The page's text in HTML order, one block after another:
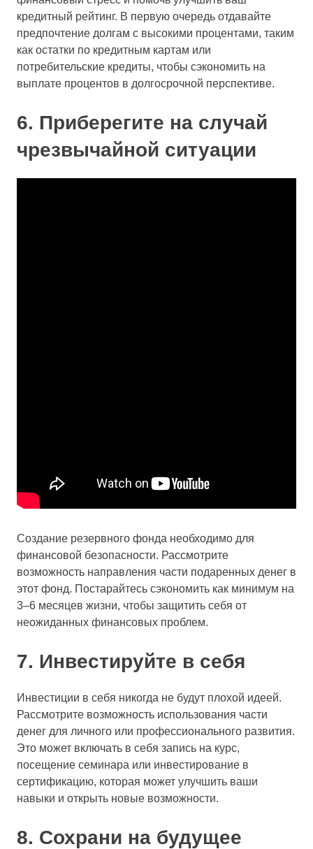
кредитный рейтинг. В первую очередь отдавайте
предпочтение долгам с высокими процентами, таким
как остатки по кредитным картам или
потребительские кредиты, чтобы сэкономить на
выплате процентов в долгосрочной перспективе.
6. Приберегите на случай
чрезвычайной ситуации
Создание резервного фонда необходимо для
финансовой безопасности. Рассмотрите
возможность направления части подаренных денег в
этот фонд. Постарайтесь сэкономить как минимум на
3–6 месяцев жизни, чтобы защитить себя от
неожиданных финансовых проблем.
7. Инвестируйте в себя
Инвестиции в себя никогда не будут плохой идеей.
Рассмотрите возможность использования части
денег для личного или профессионального развития.
Это может включать в себя запись на курс,
посещение семинара или инвестирование в
сертификацию, которая может улучшить ваши
навыки и открыть новые возможности.
8. Сохрани на будущее